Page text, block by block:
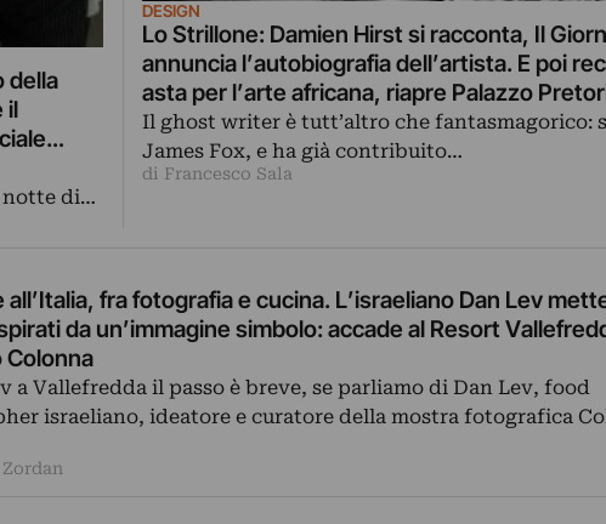
della
il
notte di…
DESIGN
Lo Strillone: Damien Hirst si racconta, Il
annuncia l’autobiografia dell’artista. E poi
asta per l’arte africana, riapre Palazzo
Prato, l’identità culturale dell’Europa nasce
gambe sotto il tavolo…
Il ghost writer è tutt’altro che fantasmagorico:
James Fox, e ha già contribuito…
di Francesco Sala
all’Italia, fra fotografia e cucina. L’israeliano Dan Lev
da un’immagine simbolo: accade al Resort
a Vallefredda il passo è breve, se parliamo di Dan Lev, food
israeliano, ideatore e curatore della mostra fotografica